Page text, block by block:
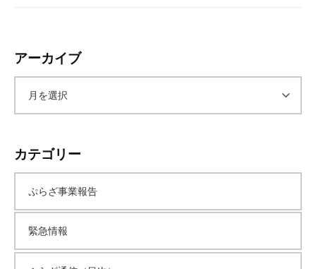
アーカイブ
カ
イ
ブ
カテゴリー
ぷらざ事業報告
緊急情報